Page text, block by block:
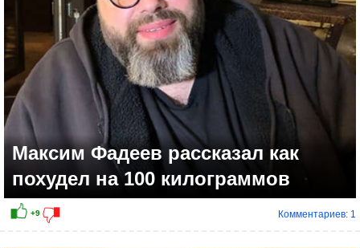
Максим Фадеев рассказал как
похудел на 100 килограммов
Комментариев: 1